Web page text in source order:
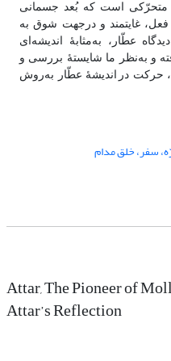
متحرّکی است که بُعد جسمانی
غایتمند و درجهت شوق به
دیدگاه عطّار، به‌مثابۀ اندیشه‌ای
و به‌نظر ما شایستۀ بررسی و
حرکت در
اندیشۀ عطّار به‌روش
سفر، خلق مدام
Attar, The Pioneer of
Attar’s Reflection